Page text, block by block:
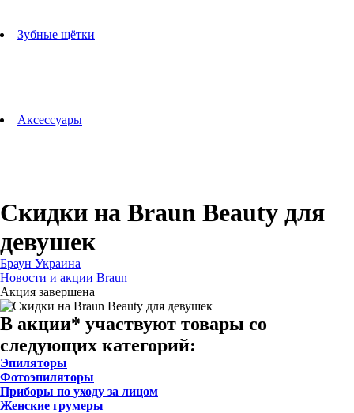
Зубные щётки
Аксессуары
Скидки на Braun Beauty для
девушек
Браун Украина
Новости и акции Braun
Акция завершена
В акции* участвуют товары со
следующих категорий:
Эпиляторы
Фотоэпиляторы
Приборы по уходу за лицом
Женские грумеры